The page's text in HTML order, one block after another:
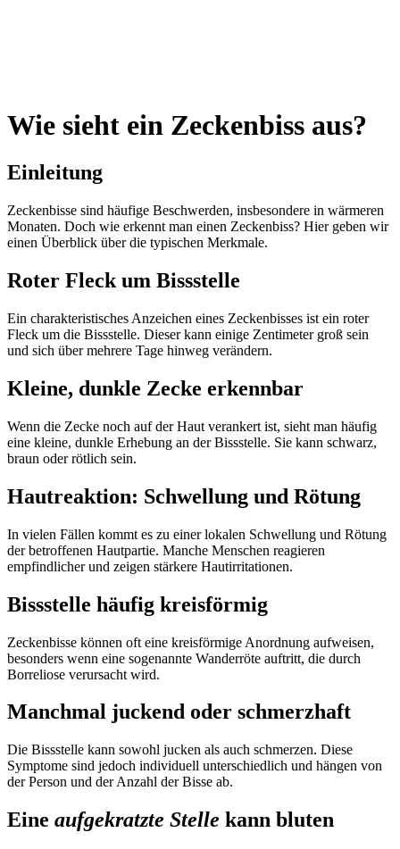
Wie sieht ein Zeckenbiss aus?
Einleitung
Zeckenbisse sind häufige Beschwerden, insbesondere in wärmeren
Monaten. Doch wie erkennt man einen Zeckenbiss? Hier geben wir
einen Überblick über die typischen Merkmale.
Roter Fleck um Bissstelle
Ein charakteristisches Anzeichen eines Zeckenbisses ist ein roter
Fleck um die Bissstelle. Dieser kann einige Zentimeter groß sein
und sich über mehrere Tage hinweg verändern.
Kleine, dunkle Zecke erkennbar
Wenn die Zecke noch auf der Haut verankert ist, sieht man häufig
eine kleine, dunkle Erhebung an der Bissstelle. Sie kann schwarz,
braun oder rötlich sein.
Hautreaktion: Schwellung und Rötung
In vielen Fällen kommt es zu einer lokalen Schwellung und Rötung
der betroffenen Hautpartie. Manche Menschen reagieren
empfindlicher und zeigen stärkere Hautirritationen.
Bissstelle häufig kreisförmig
Zeckenbisse können oft eine kreisförmige Anordnung aufweisen,
besonders wenn eine sogenannte Wanderröte auftritt, die durch
Borreliose verursacht wird.
Manchmal juckend oder schmerzhaft
Die Bissstelle kann sowohl jucken als auch schmerzen. Diese
Symptome sind jedoch individuell unterschiedlich und hängen von
der Person und der Anzahl der Bisse ab.
Eine aufgekratzte Stelle kann bluten